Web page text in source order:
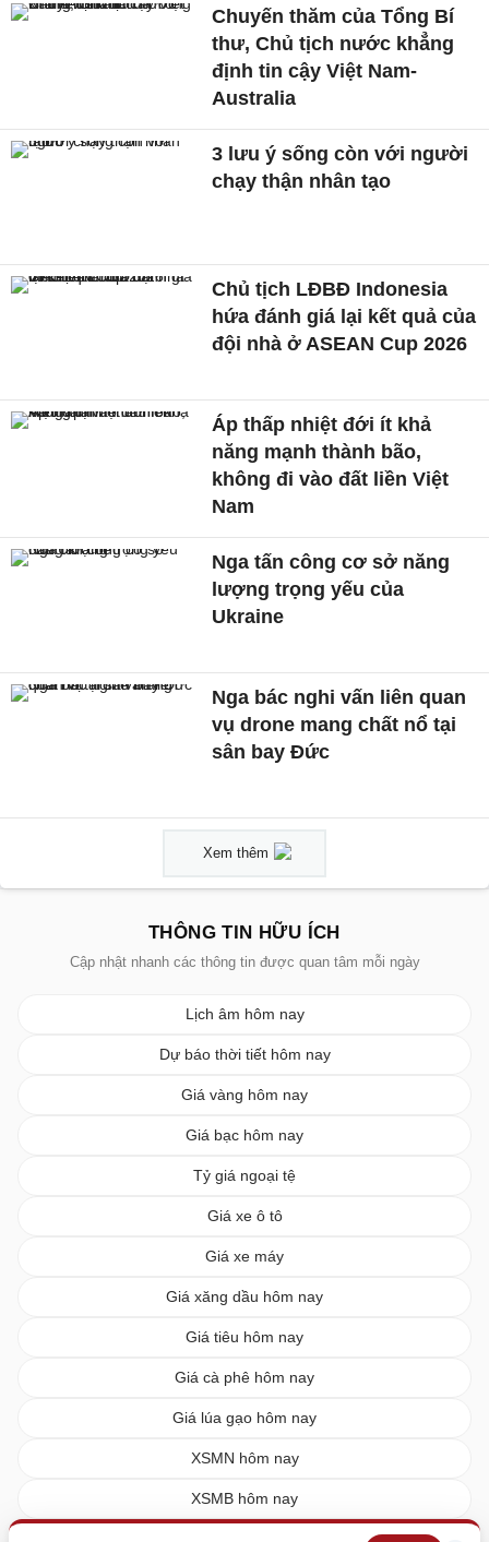
Chuyến thăm của Tổng Bí
thư, Chủ tịch nước khẳng
định tin cậy Việt Nam-
Australia
3 lưu ý sống còn với người
chạy thận nhân tạo
Chủ tịch LĐBĐ Indonesia
hứa đánh giá lại kết quả của
đội nhà ở ASEAN Cup 2026
Áp thấp nhiệt đới ít khả
năng mạnh thành bão,
không đi vào đất liền Việt
Nam
Nga tấn công cơ sở năng
lượng trọng yếu của
Ukraine
Nga bác nghi vấn liên quan
vụ drone mang chất nổ tại
sân bay Đức
Xem thêm
THÔNG TIN HỮU ÍCH
Cập nhật nhanh các thông tin được quan tâm mỗi ngày
Lịch âm hôm nay
Dự báo thời tiết hôm nay
Giá vàng hôm nay
Giá bạc hôm nay
Tỷ giá ngoại tệ
Giá xe ô tô
Giá xe máy
Giá xăng dầu hôm nay
Giá tiêu hôm nay
Giá cà phê hôm nay
Giá lúa gạo hôm nay
XSMN hôm nay
XSMB hôm nay